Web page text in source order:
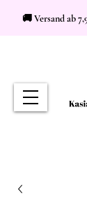
🚚 Versand ab